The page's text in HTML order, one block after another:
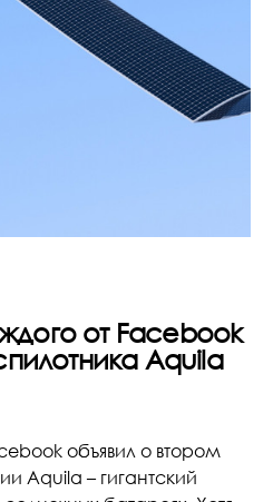
от Facebook
Aquila
объявил о втором
Aquila – гигантский